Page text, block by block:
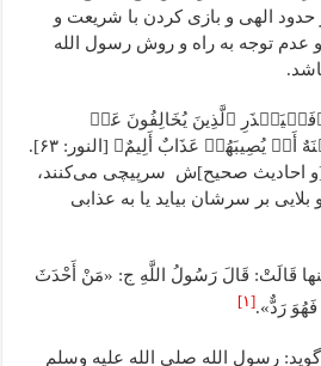
حدود الهی و بازی کردن با شریعت و
و عدم توجه به راه و روش رسول الله
﴿فَلۡیَحۡذَرِ ٱلَّذِینَ یُخَالِفُونَ عَنۡ
أَمۡرِهِۦٓ أَن تُصِیبَهُمۡ فِتۡنَهٌ أَوۡ یُصِیبَهُمۡ عَذَابٌ أَلِیمٌ﴾ [النور: ۶۳].
احادیث صحیح]ش سرپیچی می‌کنند،
و بلایی بر سرشان بیاید یا به عذابی
قَالَتْ: قَالَ رَسُولُ اللَّهِ ج: «مَنْ أَحْدَثَ
فَهُوَ رَدٌّ».[۱]
رسول الله صلی الله علیه وسلم